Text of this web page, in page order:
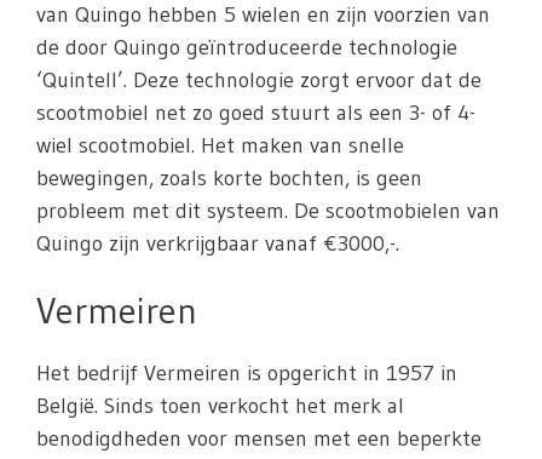
van Quingo hebben 5 wielen en zijn voorzien van
de door Quingo geïntroduceerde technologie
‘Quintell’. Deze technologie zorgt ervoor dat de
scootmobiel net zo goed stuurt als een 3- of 4-
wiel scootmobiel. Het maken van snelle
bewegingen, zoals korte bochten, is geen
probleem met dit systeem. De scootmobielen van
Quingo zijn verkrijgbaar vanaf €3000,-.
Vermeiren
Het bedrijf Vermeiren is opgericht in 1957 in
België. Sinds toen verkocht het merk al
benodigdheden voor mensen met een beperkte